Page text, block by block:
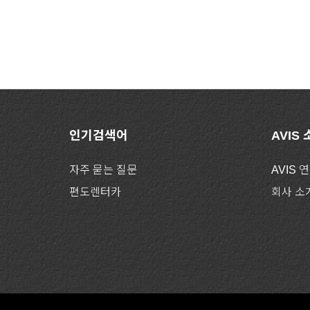
인기검색어
자주 묻는 질문
편도렌터카
AVIS
AVIS
회사 소